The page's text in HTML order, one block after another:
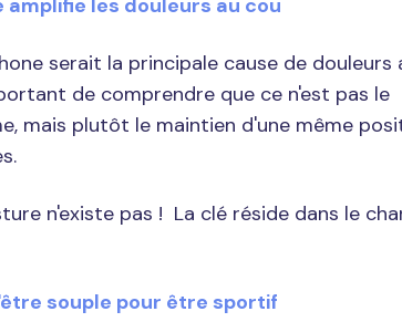
serait la principale cause de douleurs
de comprendre que ce n'est pas le
mais plutôt le maintien d'une même
n'existe pas ! La clé réside dans le
souple pour être sportif